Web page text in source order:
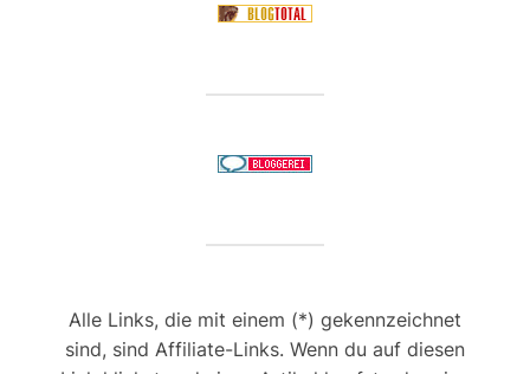
Alle Links, die mit einem (*) gekennzeichnet
sind, sind Affiliate-Links. Wenn du auf diesen